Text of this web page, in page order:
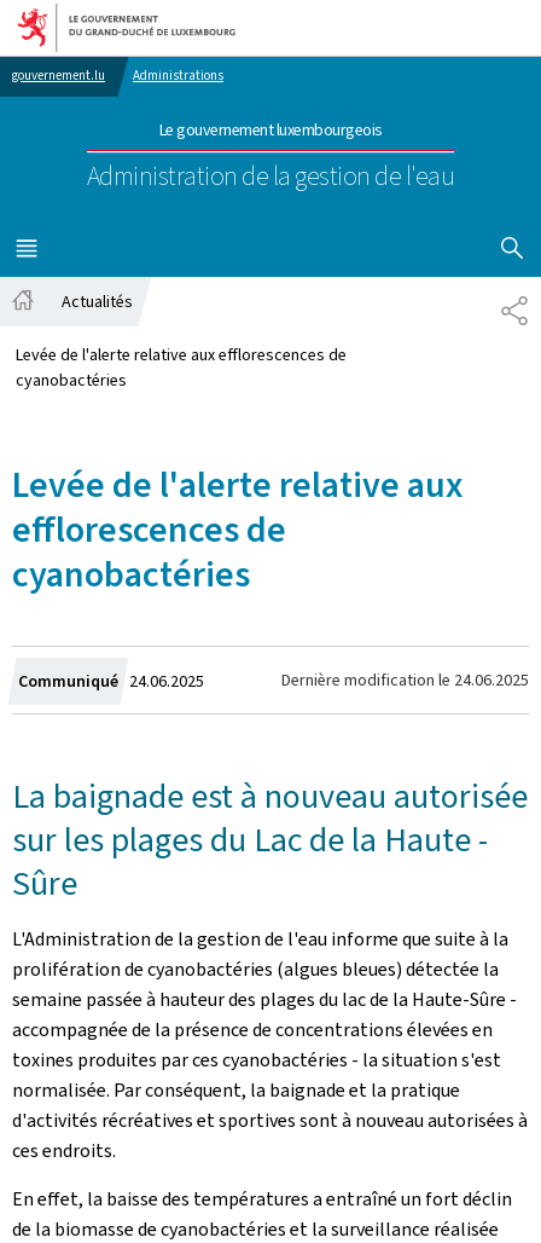
Aller au menu principal
Aller au contenu
gouvernement.lu Administrations
Le gouvernement luxembourgeois
Administration de la gestion de l'eau
MENU
PRINCIPAL
Actualités
Levée de l'alerte relative aux efflorescences de
cyanobactéries
Levée de l'alerte relative aux
efflorescences de
cyanobactéries
Communiqué Crée
le
24.06.2025 Dernière modification le 24.06.2025
La baignade est à nouveau autorisée
sur les plages du Lac de la Haute -
Sûre
L'Administration de la gestion de l'eau informe que suite à la
prolifération de cyanobactéries (algues bleues) détectée la
semaine passée à hauteur des plages du lac de la Haute-Sûre -
accompagnée de la présence de concentrations élevées en
toxines produites par ces cyanobactéries - la situation s'est
normalisée. Par conséquent, la baignade et la pratique
d'activités récréatives et sportives sont à nouveau autorisées à
ces endroits.
En effet, la baisse des températures a entraîné un fort déclin
de la biomasse de cyanobactéries et la surveillance réalisée